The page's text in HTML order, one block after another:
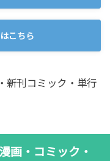
こちら
新刊コミック・単行
画・コミック・